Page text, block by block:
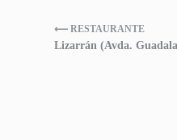
⟵ RESTAURANTE
Lizarrán (Avda.